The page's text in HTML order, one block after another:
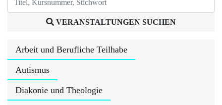
VERANSTALTUNGEN SUCHEN
Arbeit und Berufliche Teilhabe
Autismus
Diakonie und Theologie